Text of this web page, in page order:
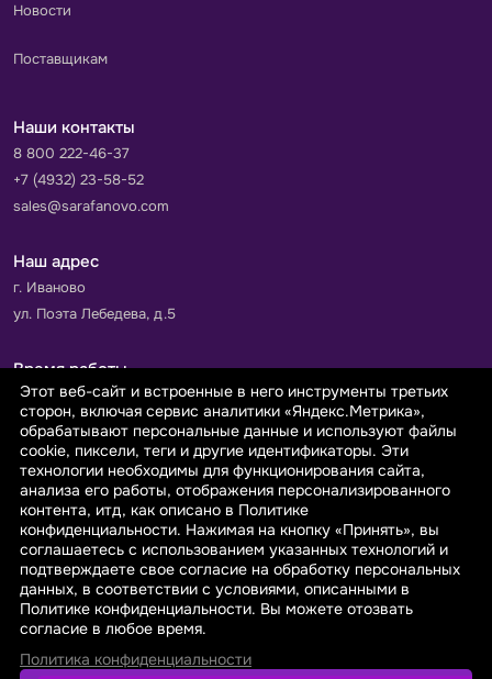
Новости
Поставщикам
Наши контакты
8 800 222-46-37
+7 (4932) 23-58-52
sales@sarafanovo.com
Наш адрес
г. Иваново
ул. Поэта Лебедева, д.5
Время работы
Пн-Пт с 9.00 до 18.00
Сб-Вс: выходной
Принимаем к оплате
© 2026 sarafanovo.com - Интернет-магазин "САРАФАНОВО"
специализируется на производстве, продаже тканей оптом и в
розницу с доставкой по Роcсии и СНГ.
Политика обработки персональных данных
Этот веб-сайт и встроенные в него инструменты третьих
сторон, включая сервис аналитики «Яндекс.Метрика»,
обрабатывают персональные данные и используют файлы
cookie, пиксели, теги и другие идентификаторы. Эти
технологии необходимы для функционирования сайта,
анализа его работы, отображения персонализированного
контента, итд, как описано в Политике
конфиденциальности. Нажимая на кнопку «Принять», вы
соглашаетесь с использованием указанных технологий и
подтверждаете свое согласие на обработку персональных
данных, в соответствии с условиями, описанными в
Политике конфиденциальности. Вы можете отозвать
согласие в любое время.
Политика конфиденциальности